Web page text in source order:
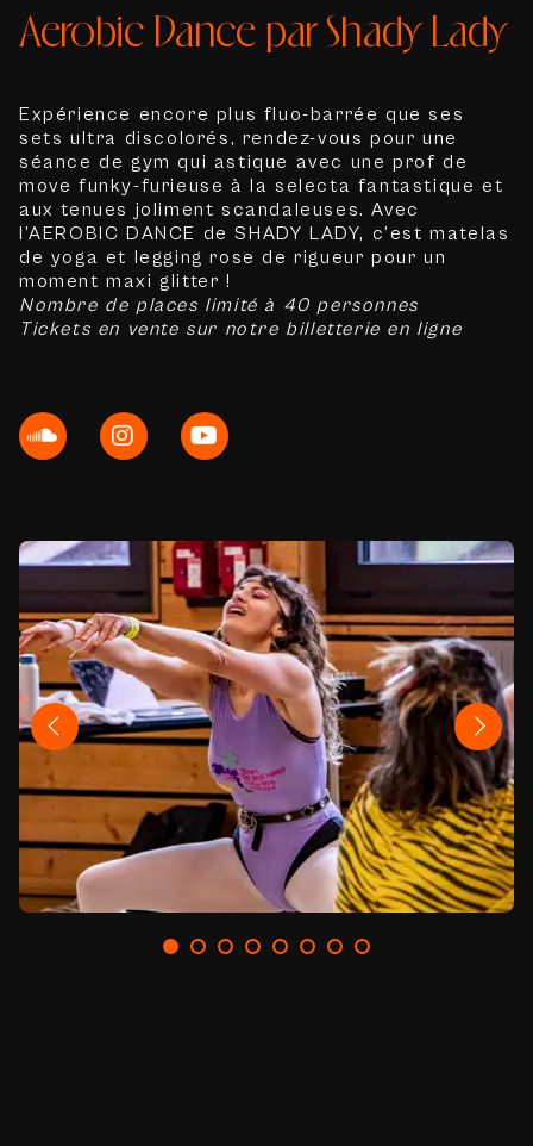
Aerobic Dance par Shady Lady
Expérience encore plus fluo-barrée que ses
sets ultra discolorés, rendez-vous pour une
séance de gym qui astique avec une prof de
move funky-furieuse à la selecta fantastique et
aux tenues joliment scandaleuses. Avec
l’AEROBIC DANCE de SHADY LADY, c’est matelas
de yoga et legging rose de rigueur pour un
moment maxi glitter !
Nombre de places limité à 40 personnes
Tickets en vente sur notre billetterie en ligne